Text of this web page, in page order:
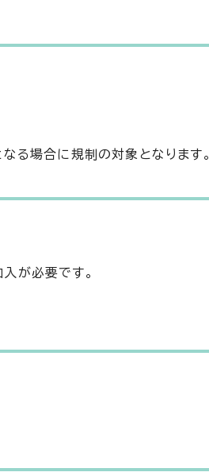
る場合に規制の対象となります。
が必要です。